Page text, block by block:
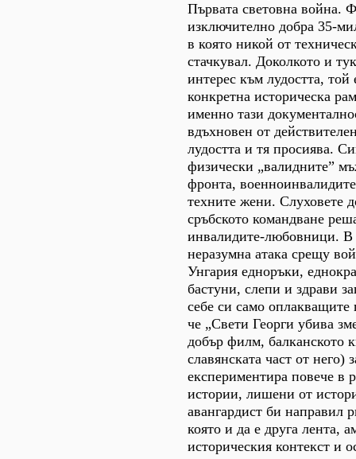
Първата световна война.
изключително добра 35-
в която никой от
стачкувал. Доколкото и
интерес към лудостта,
конкретна историческа
именно тази
вдъхновен от
лудостта и тя просиява.
физически „валидните”
фронта,
техните жени. Слуховете
сръбското командване
инвалидите-любовници. В
неразумна атака срещу
Унгария едноръки,
бастуни, слепи и здрави
себе си само
че „Свети Георги убива
добър филм, балканското
славянската част от него)
експериментира повече в
истории, лишени от
авангардист би направил
която и да е друга лента,
историческия контекст и